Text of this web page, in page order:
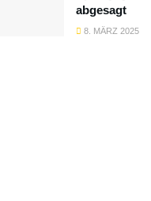
abgesagt
8. MÄRZ 2025